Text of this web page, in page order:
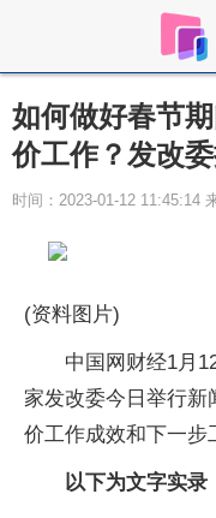
如何做好春节
价工作？发改
时间：2023-01-12 11:45:14
(资料图片)
中国网财经1月
家发改委今日举行新
价工作成效和下一步
以下为文字实录